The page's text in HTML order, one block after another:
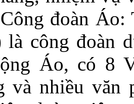
đoàn Áo:
công đoàn
Áo, có 8
và nhiều văn